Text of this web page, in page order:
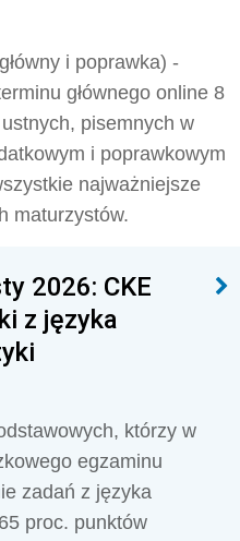
i poprawka) -
głównego online 8
pisemnych w
i poprawkowym
najważniejsze
maturzystów.
2026: CKE
z języka
którzy w
egzaminu
zadań z języka
proc. punktów